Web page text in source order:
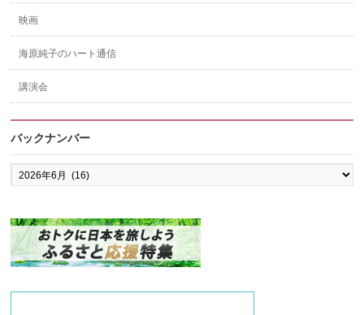
映画
海原純子のハート通信
講演会
バックナンバー
バ
ッ
ン
バ
ー